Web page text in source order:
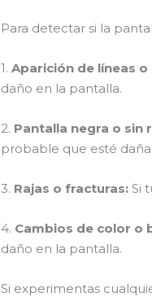
Para detectar si la
1. Aparición de líneas
daño en la pantalla.
2. Pantalla negra o sin
probable que esté
3. Rajas o fracturas: Si
4. Cambios de color o
daño en la pantalla.
Si experimentas